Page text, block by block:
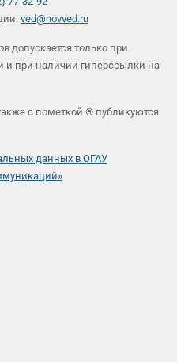
ved@novved.ru
допускается только при
и при наличии гиперссылки на
с пометкой ® публикуются
данных в ОГАУ